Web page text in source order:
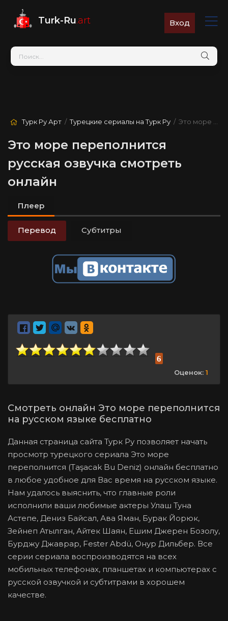
Turk-Ru.art Вход
Турк Ру Арт /Турецкие сериалы на Турк Ру / Это море переполнится
Это море переполнится
русская озвучка смотреть
онлайн
Данная страница сайта Турк Ру позволяет начать
просмотр турецкого сериала Это море
переполнится (Taşacak Bu Deniz) онлайн бесплатно
в любое удобное для Вас время на русском языке.
Нам удалось выяснить, что главные роли
исполнили ваши любимые актеры Улаш Туна
Астепе, Дениз Байсал, Ава Яман, Бурак Йорюк,
Зейнеп Атылган, Айтек Шаян, Ешим Джерен Бозолу,
Бурджу Джаврар, Fester Abdü, Онур Дильбер. Все
серии сериала воспроизводятся на всех
мобильных телефонах, планшетах и компьютерах с
русской озвучкой и субтитрами в хорошем
качестве.
Смотреть онлайн Это море переполнится
на русском языке бесплатно
Плеер
Перевод Субтитры
6
Оценок: 1